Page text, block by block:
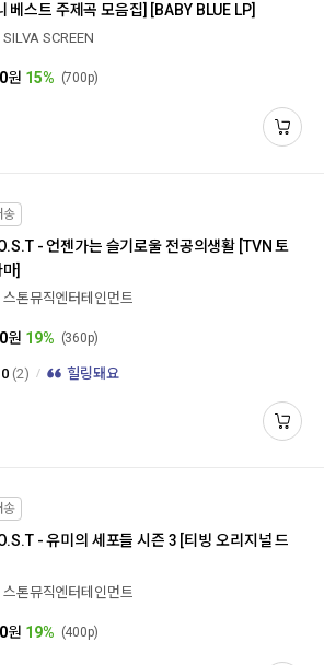
베스트 주제곡 모음집] [BABY BLUE LP]
SILVA SCREEN
원 15% (700p)
송
- 언젠가는 슬기로울 전공의생활 [TVN 토
]
스톤뮤직엔터테인먼트
원 19% (360p)
(2) 힐링돼요
송
- 유미의 세포들 시즌 3 [티빙 오리지널 드
스톤뮤직엔터테인먼트
원 19% (400p)